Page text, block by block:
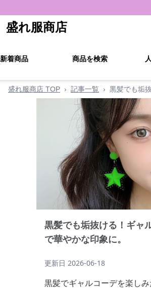
盛れ服商店
新着商品 商品を検索
盛れ服商店 TOP › 記事一覧 › 黒髪でも垢
黒髪でも垢抜ける！ギャ
で華やかな印象に。
更新日 2026-06-18
黒髪でギャルコーデを楽し